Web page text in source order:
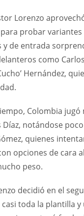
Lorenzo
probar variantes
y de entrada
como
Hernández,
Colombia jugó
Díaz, notándose
quienes
opciones de cara
peso.
decidió en el
toda la plantilla y